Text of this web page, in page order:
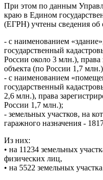
При этом по данным
краю в Едином
(ЕГРН) учтены сведения об
- с наименованием
государственный
России около 3 млн.),
объекта (по России 1,7
- с наименованием
государственный
2,6 млн.), права
России 1,7 млн.);
- земельных участков, на
гаражного назначения -
Из них:
• на 11234 земельных
физических лиц,
• на 5522 земельных